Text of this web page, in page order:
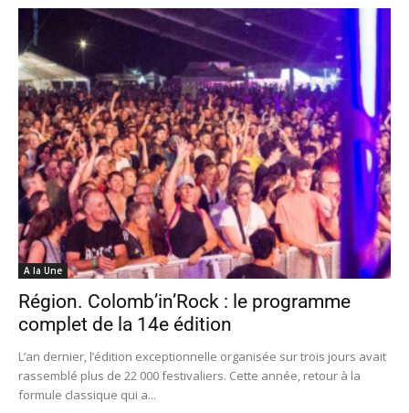
A la Une
Région. Colomb’in’Rock : le programme
complet de la 14e édition
L’an dernier, l’édition exceptionnelle organisée sur trois jours avait
rassemblé plus de 22 000 festivaliers. Cette année, retour à la
formule classique qui a...